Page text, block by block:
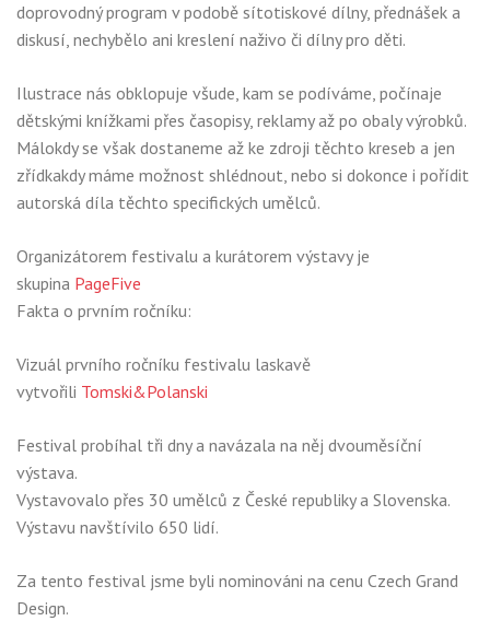
doprovodný program v podobě sítotiskové dílny, přednášek a
diskusí, nechybělo ani kreslení naživo či dílny pro děti.
Ilustrace nás obklopuje všude, kam se podíváme, počínaje
dětskými knížkami přes časopisy, reklamy až po obaly výrobků.
Málokdy se však dostaneme až ke zdroji těchto kreseb a jen
zřídkakdy máme možnost shlédnout, nebo si dokonce i pořídit
autorská díla těchto specifických umělců.
Organizátorem festivalu a kurátorem výstavy je
skupina PageFive
Fakta o prvním ročníku:
Vizuál prvního ročníku festivalu laskavě
vytvořili Tomski&Polanski
Festival probíhal tři dny a navázala na něj dvouměsíční
výstava.
Vystavovalo přes 30 umělců z České republiky a Slovenska.
Výstavu navštívilo 650 lidí.
Za tento festival jsme byli nominováni na cenu Czech Grand
Design.